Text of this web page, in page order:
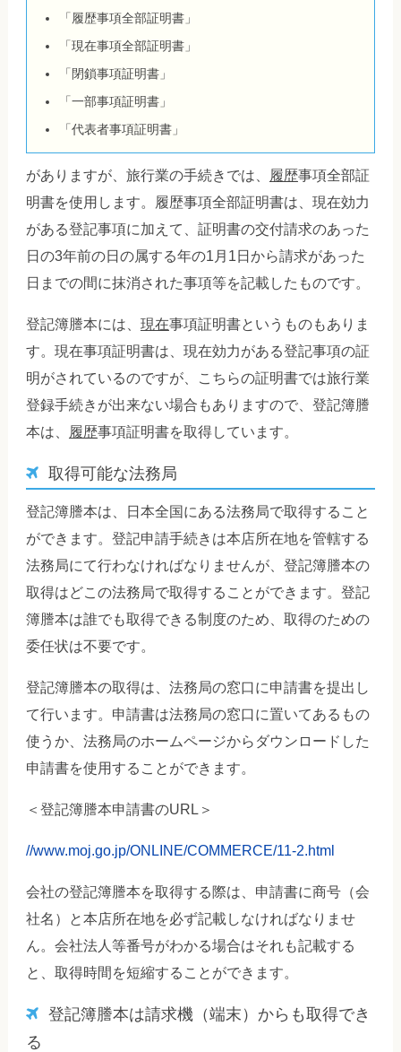
「履歴事項全部証明書」
「現在事項全部証明書」
「閉鎖事項証明書」
「一部事項証明書」
「代表者事項証明書」
がありますが、旅行業の手続きでは、 履歴事項全部証
明書を使用します。履歴事項全部証明書は、現在効力
がある登記事項に加えて、証明書の交付請求のあった
日の3年前の日の属する年の1月1日から請求があった
日までの間に抹消された事項等を記載したものです。
登記簿謄本には、 現在事項証明書というものもありま
す。現在事項証明書は、現在効力がある登記事項の証
明がされているのですが、こちらの証明書では旅行業
登録手続きが出来ない場合もありますので、登記簿謄
本は、
履歴事項証明書を取得しています。
取得可能な法務局
登記簿謄本は、日本全国にある法務局で取得すること
ができます。登記申請手続きは本店所在地を管轄する
法務局にて行わなければなりませんが、登記簿謄本の
取得はどこの法務局で取得することができます。登記
簿謄本は誰でも取得できる制度のため、取得のための
委任状は不要です。
登記簿謄本の取得は、法務局の窓口に申請書を提出し
て行います。申請書は法務局の窓口に置いてあるもの
使うか、法務局のホームページからダウンロードした
申請書を使用することができます。
＜登記簿謄本申請書のURL＞
//www.moj.go.jp/ONLINE/COMMERCE/11-2.html
会社の登記簿謄本を取得する際は、申請書に商号（会
社名）と本店所在地を必ず記載しなければなりませ
ん。会社法人等番号がわかる場合はそれも記載する
と、取得時間を短縮することができます。
登記簿謄本は請求機（端末）からも取得でき
る